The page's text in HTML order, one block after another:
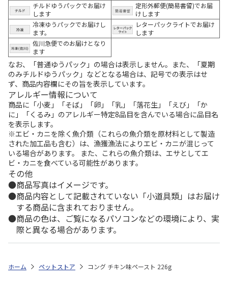
チルドゆうパックでお届け
します
定形外郵便(簡易書留)でお届
けします
冷凍ゆうパックでお届けし
ます。
レターパックライトでお届け
します
佐川急便でのお届けとなり
ます
なお、「普通ゆうパック」の場合は表示しません。また、「夏期
のみチルドゆうパック」などとなる場合は、記号での表示はせ
ず、商品内容欄にその旨を表示しています。
アレルギー情報について
商品に「小麦」「そば」「卵」「乳」「落花生」「えび」「か
に」「くるみ」のアレルギー特定8品目を含んでいる場合に品目名
を表示します。
※エビ・カニを除く魚介類（これらの魚介類を原材料として製造
された加工品も含む）は、漁獲漁法によりエビ・カニが混じって
いる場合があります。 また、これらの魚介類は、エサとしてエ
ビ・カニを食べている可能性があります。
その他
商品写真はイメージです。
商品内容として記載されていない「小道具類」はお届け
する商品に含まれておりません。
商品の色は、ご覧になるパソコンなどの環境により、実
際と異なる場合があります。
ホーム ペットストア コング チキン味ペースト 226g